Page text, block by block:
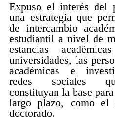
Expuso el interés del
una estrategia que
de intercambio
estudiantil a nivel de
estancias
universidades, las
académicas e
redes sociales
constituyan la base
largo plazo, como el
doctorado.